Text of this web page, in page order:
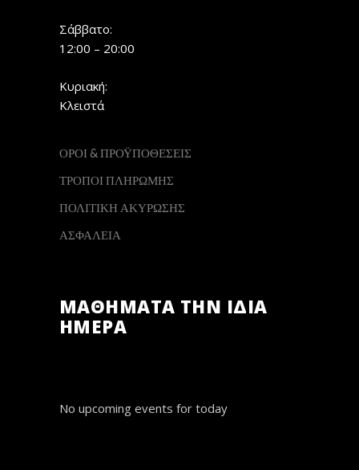
Σάββατο:
12:00 – 20:00
Κυριακή:
Κλειστά
ΟΡΟΙ & ΠΡΟΫΠΟΘΕΣΕΙΣ
ΤΡΟΠΟΙ ΠΛΗΡΩΜΗΣ
ΠΟΛΙΤΙΚΗ ΑΚΥΡΩΣΗΣ
ΑΣΦΑΛΕΙΑ
ΜΑΘΗΜΑΤΑ ΤΗΝ ΙΔΙΑ
ΗΜΕΡΑ
No upcoming events for today